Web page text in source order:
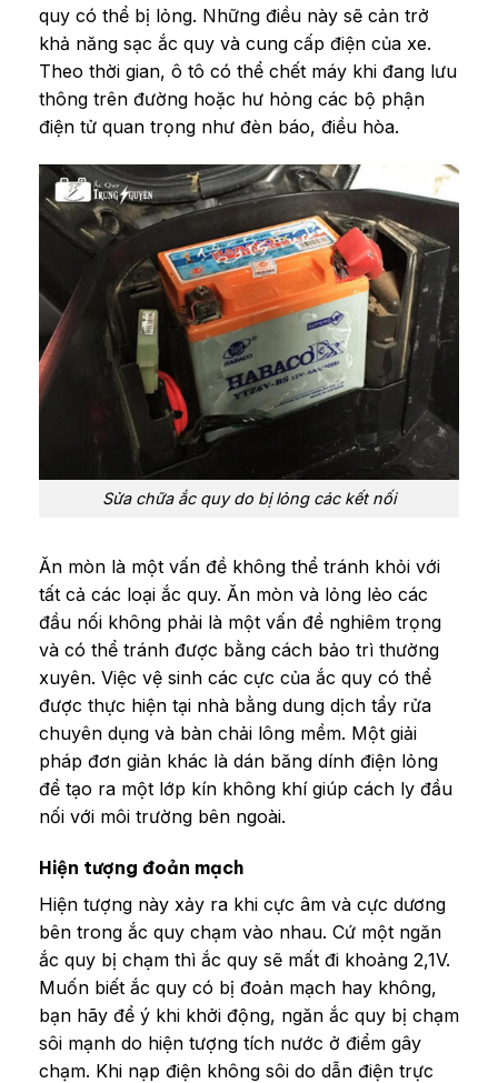
quy có thể bị lỏng. Những điều này sẽ cản trở
khả năng sạc ắc quy và cung cấp điện của xe.
Theo thời gian, ô tô có thể chết máy khi đang lưu
thông trên đường hoặc hư hỏng các bộ phận
điện tử quan trọng như đèn báo, điều hòa.
Sửa chữa ắc quy do bị lỏng các kết nối
Ăn mòn là một vấn đề không thể tránh khỏi với
tất cả các loại ắc quy. Ăn mòn và lỏng lẻo các
đầu nối không phải là một vấn đề nghiêm trọng
và có thể tránh được bằng cách bảo trì thường
xuyên. Việc vệ sinh các cực của ắc quy có thể
được thực hiện tại nhà bằng dung dịch tẩy rửa
chuyên dụng và bàn chải lông mềm. Một giải
pháp đơn giản khác là dán băng dính điện lỏng
để tạo ra một lớp kín không khí giúp cách ly đầu
nối với môi trường bên ngoài.
Hiện tượng đoản mạch
Hiện tượng này xảy ra khi cực âm và cực dương
bên trong ắc quy chạm vào nhau. Cứ một ngăn
ắc quy bị chạm thì ắc quy sẽ mất đi khoảng 2,1V.
Muốn biết ắc quy có bị đoản mạch hay không,
bạn hãy để ý khi khởi động, ngăn ắc quy bị chạm
sôi mạnh do hiện tượng tích nước ở điểm gây
chạm. Khi nạp điện không sôi do dẫn điện trực